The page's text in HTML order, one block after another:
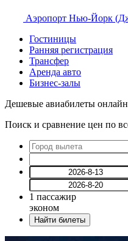
Аэропорт Нью-Йорк
Гостиницы
Ранняя регистрация
Трансфер
Аренда авто
Бизнес-залы
Дешевые авиабилеты онлайн
Поиск и сравнение цен по
1 пассажир
эконом
Найти билеты